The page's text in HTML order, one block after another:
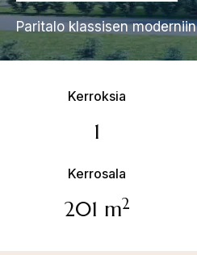
Paritalo klassisen
Kerroksia
1
Kerrosala
201 m2